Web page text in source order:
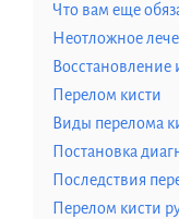
Что вам еще
Неотложное
Перелом кисти
Виды перелома
Постановка
Последствия
Перелом кисти